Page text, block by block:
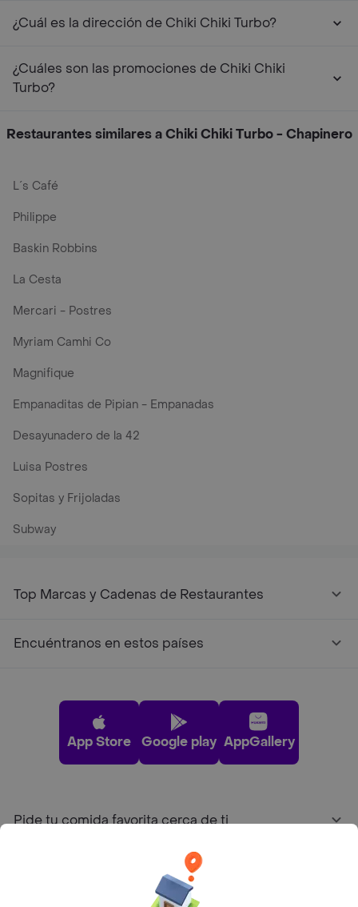
¿Cuál es la dirección de Chiki Chiki Turbo?
¿Cuáles son las promociones de Chiki Chiki
Turbo?
Restaurantes similares a Chiki Chiki Turbo - Chapinero
L´s Café
Philippe
Baskin Robbins
La Cesta
Mercari - Postres
Myriam Camhi Co
Magnifique
Empanaditas de Pipian - Empanadas
Desayunadero de la 42
Luisa Postres
Sopitas y Frijoladas
Subway
Top Marcas y Cadenas de Restaurantes
Encuéntranos en estos países
App Store Google play AppGallery
Pide tu comida favorita cerca de ti